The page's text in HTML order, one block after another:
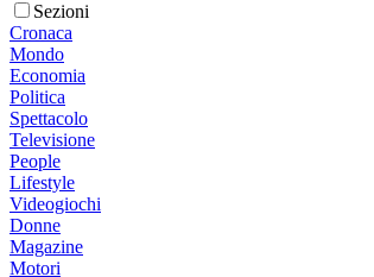
Sezioni
Cronaca
Mondo
Economia
Politica
Spettacolo
Televisione
People
Lifestyle
Videogiochi
Donne
Magazine
Motori